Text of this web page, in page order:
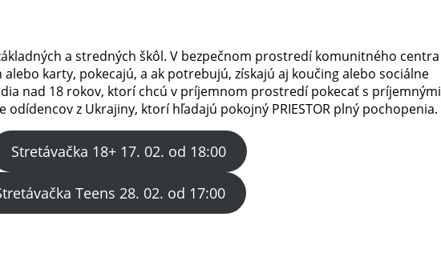
a stredných škôl. V bezpečnom prostredí komunitného centra
alebo karty, pokecajú, a ak potrebujú, získajú aj koučing alebo sociálne
nad 18 rokov, ktorí chcú v príjemnom prostredí pokecať s príjemnými
z Ukrajiny, ktorí hľadajú pokojný PRIESTOR plný pochopenia.
Stretávačka 18+ 17. 02. od 18:00
Teens 28. 02. od 17:00